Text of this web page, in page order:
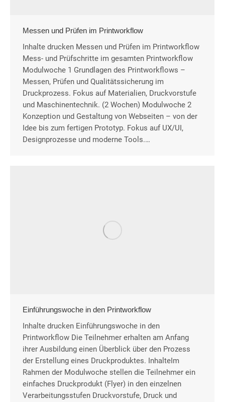
Messen und Prüfen im Printworkflow
Inhalte drucken Messen und Prüfen im Printworkflow
Mess- und Prüfschritte im gesamten Printworkflow
Modulwoche 1 Grundlagen des Printworkflows –
Messen, Prüfen und Qualitätssicherung im
Druckprozess. Fokus auf Materialien, Druckvorstufe
und Maschinentechnik. (2 Wochen) Modulwoche 2
Konzeption und Gestaltung von Webseiten – von der
Idee bis zum fertigen Prototyp. Fokus auf UX/UI,
Designprozesse und moderne Tools.…
Einführungswoche in den Printworkflow
Inhalte drucken Einführungswoche in den
Printworkflow Die Teilnehmer erhalten am Anfang
ihrer Ausbildung einen Überblick über den Prozess
der Erstellung eines Druckproduktes. InhalteIm
Rahmen der Modulwoche stellen die Teilnehmer ein
einfaches Druckprodukt (Flyer) in den einzelnen
Verarbeitungsstufen Druckvorstufe, Druck und